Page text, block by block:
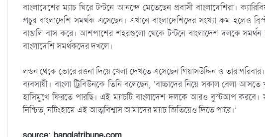
বাংলাদেশের ম্যাচ ঘিরে টন্টনে আনন্দে মেতেছেন প্রবাসী বাংলাদেশিরা।
প্রচুর বাংলাদেশি সমর্থক এসেছেন। এখানে বাংলাদেশিদের সংখ্যা কম হলেও
বাঙালি বাস করে। আশপাশের শহরগুলো থেকে টন্টনে বাংলাদেশ দলকে সমর্থন
বাংলাদেশি সমর্থকদের দখলে।
লন্ডন থেকে ভোরে রওনা দিয়ে খেলা দেখতে এসেছেন গিয়াসউদ্দিন ও তার
ব্যবসায়ী। বাংলা ট্রিবিউনকে তিনি বলেছেন, ‘বাচ্চাদের নিয়ে সকাল বেলা
হাসিমুখে ফিরতে পারছি। এই ম্যাচটি বাংলাদেশ দলকে আরও বুস্টআপ করবে।
নিশ্চিত, নটিংহামে এই আত্মবিশ্বাস আমাদের ম্যাচ জিতিয়েও দিতে পারে।’